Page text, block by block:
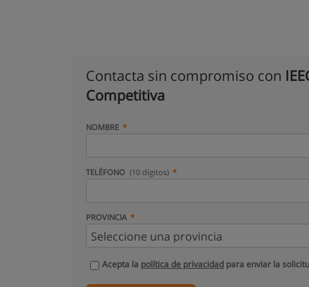
Contacta sin compromiso con
Competitiva
NOMBRE
TELÉFONO (10 dígitos)
PROVINCIA
Acepta la política de privacidad para enviar la